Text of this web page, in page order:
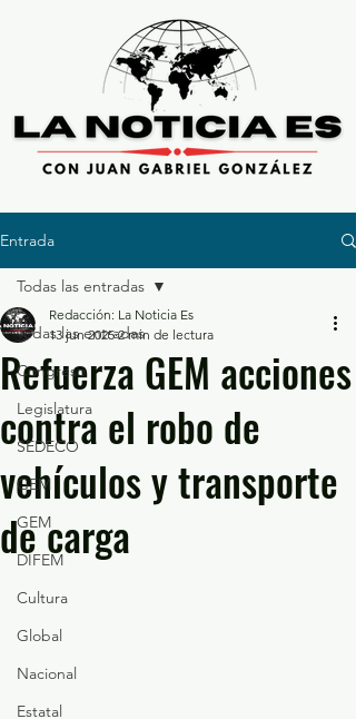
Entrada
Todas las entradas
Congreso
Legislatura
SEDECO
GEM
GEM
DIFEM
Cultura
Global
Nacional
Estatal
Todas las entradas
Refuerza GEM acciones
contra el robo de
vehículos y transporte
de carga
Redacción: La Noticia Es
13 jun 2025 2 min de lectura